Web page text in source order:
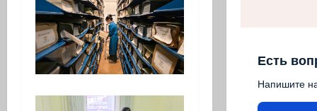
Есть
Напишите